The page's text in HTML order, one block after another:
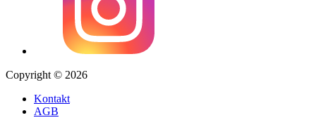
Copyright © 2026
Kontakt
AGB